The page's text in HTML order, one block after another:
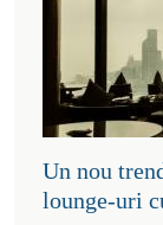
Un nou
lounge-uri